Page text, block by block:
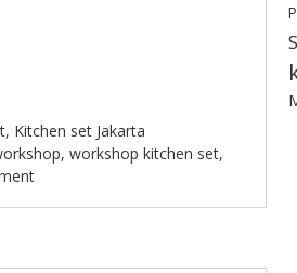
, Kitchen set Jakarta
, workshop kitchen set,